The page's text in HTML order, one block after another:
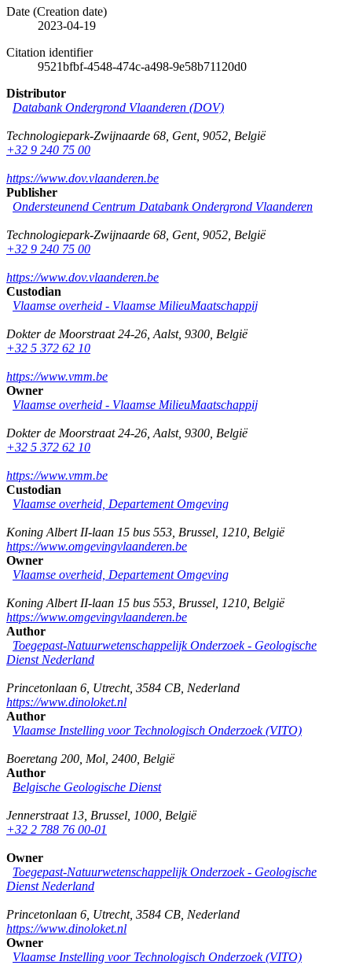
Date (Creation date)
2023-04-19
Citation identifier
9521bfbf-4548-474c-a498-9e58b71120d0
Distributor
Databank Ondergrond Vlaanderen (DOV)
Technologiepark-Zwijnaarde 68 Gent, 9052 België
+32 9 240 75 00
https://www.dov.vlaanderen.be
Publisher
Ondersteunend Centrum Databank Ondergrond Vlaanderen
Technologiepark-Zwijnaarde 68 Gent, 9052 België
+32 9 240 75 00
https://www.dov.vlaanderen.be
Custodian
Vlaamse overheid - Vlaamse MilieuMaatschappij
Dokter de Moorstraat 24-26 Aalst, 9300 België
+32 5 372 62 10
https://www.vmm.be
Owner
Vlaamse overheid - Vlaamse MilieuMaatschappij
Dokter de Moorstraat 24-26 Aalst, 9300 België
+32 5 372 62 10
https://www.vmm.be
Custodian
Vlaamse overheid, Departement Omgeving
Koning Albert II-laan 15 bus 553 Brussel 1210 België
https://www.omgevingvlaanderen.be
Owner
Vlaamse overheid, Departement Omgeving
Koning Albert II-laan 15 bus 553 Brussel 1210 België
https://www.omgevingvlaanderen.be
Author
Toegepast-Natuurwetenschappelijk Onderzoek - Geologische
Dienst Nederland
Princetonlaan 6 Utrecht, 3584 CB Nederland
https://www.dinoloket.nl
Author
Vlaamse Instelling voor Technologisch Onderzoek (VITO)
Boeretang 200 Mol 2400 België
Author
Belgische Geologische Dienst
Jennerstraat 13 Brussel 1000 België
+32 2 788 76 00-01
Owner
Toegepast-Natuurwetenschappelijk Onderzoek - Geologische
Dienst Nederland
Princetonlaan 6 Utrecht, 3584 CB Nederland
https://www.dinoloket.nl
Owner
Vlaamse Instelling voor Technologisch Onderzoek (VITO)